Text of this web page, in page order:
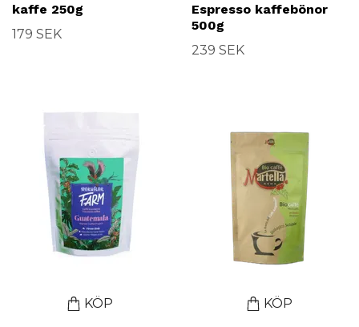
kaffe 250g
179 SEK
Espresso kaffebönor
500g
239 SEK
KÖP KÖP